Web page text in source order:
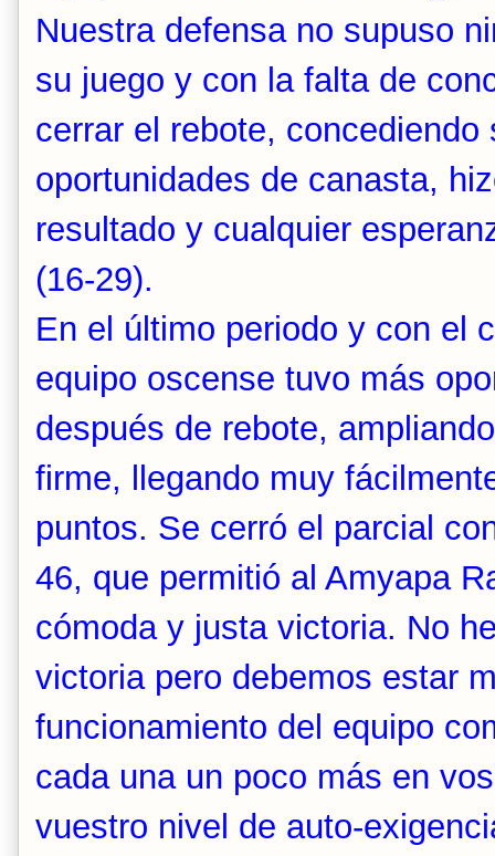
Nuestra defensa no supuso
su juego y con la falta de
cerrar el rebote,
oportunidades de canasta,
resultado y cualquier
(16-29).
En el último periodo y con el
equipo oscense tuvo más
después de rebote,
firme, llegando muy
puntos. Se cerró el parcial
46, que permitió al Amyapa
cómoda y justa victoria. No
victoria pero debemos estar
funcionamiento del equipo
cada una un poco más en
vuestro nivel de auto-